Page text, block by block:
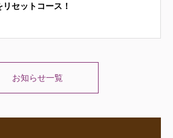
セットコース！
お知らせ一覧